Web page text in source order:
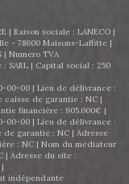
| Raison sociale : LANECO |
- 78600 Maisons-Laffitte |
| Numero TVA
SARL | Capital social : 250
00-00 | Lieu de délivrance :
caisse de garantie : NC |
financière : 905.000€ |
00-00 | Lieu de délivrance :
de garantie : NC | Adresse
: NC | Nom du médiateur
| Adresse du site :
|
indépendante